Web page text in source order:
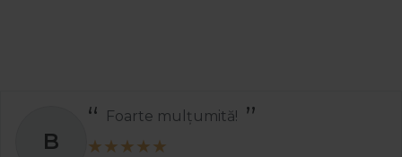
B
Foarte mulțumită!